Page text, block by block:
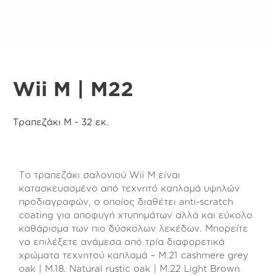
Wii M | M22
Τραπεζάκι Μ - 32 εκ.
Το τραπεζάκι σαλονιού Wii Μ είναι
κατασκευασμένο από τεχνητό καπλαμά υψηλών
προδιαγραφών, ο οποίος διαθέτει anti-scratch
coating για αποφυγή χτυπημάτων αλλά και εύκολο
καθάρισμα των πιο δύσκολων λεκέδων. Μπορείτε
να επιλέξετε ανάμεσα από τρία διαφορετικά
χρώματα τεχνητού καπλαμά – M.21 cashmere grey
oak | M.18. Natural rustic oak | M.22 Light Brown